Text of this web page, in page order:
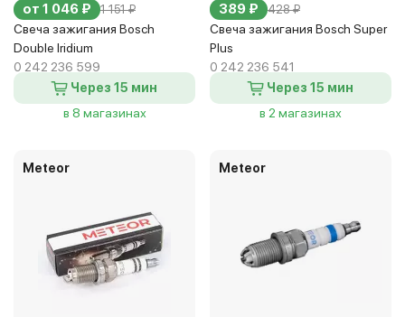
от 1 046 ₽ 1 151 ₽
Свеча зажигания Bosch
Double Iridium
0 242 236 599
Через 15 мин
в 8 магазинах
389 ₽ 428 ₽
Свеча зажигания Bosch Super
Plus
0 242 236 541
Через 15 мин
в 2 магазинах
Meteor Meteor